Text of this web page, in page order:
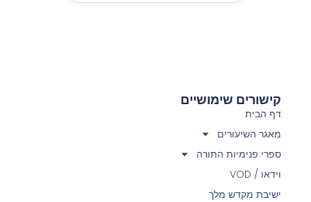
קישורים שימושיים
דף הבית
מאגר השיעורים
ספרי פנימיות התורה
וידאו / VOD
ישיבת מקדש מלך